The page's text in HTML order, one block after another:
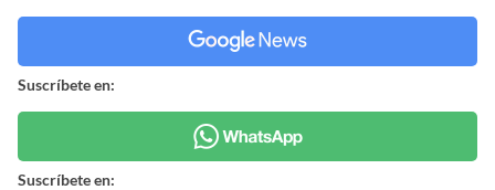
Suscríbete en:
Suscríbete en: